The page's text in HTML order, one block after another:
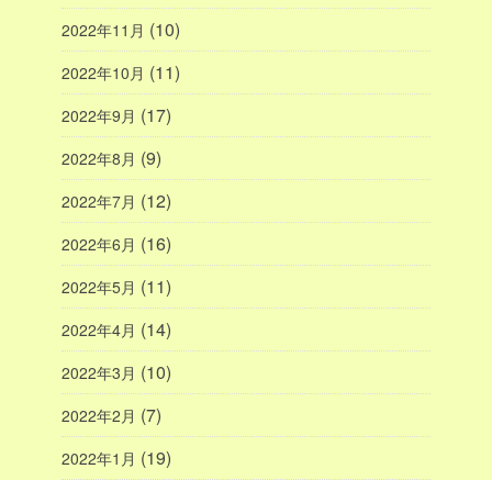
2022年11月 (10)
2022年10月 (11)
2022年9月 (17)
2022年8月 (9)
2022年7月 (12)
2022年6月 (16)
2022年5月 (11)
2022年4月 (14)
2022年3月 (10)
2022年2月 (7)
2022年1月 (19)